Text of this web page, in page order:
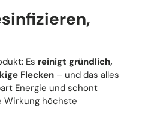
Es reinigt gründlich,
Flecken – und das alles
Energie und schont
Wirkung höchste